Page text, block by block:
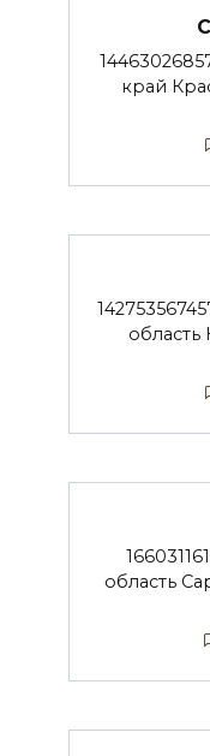
край
область